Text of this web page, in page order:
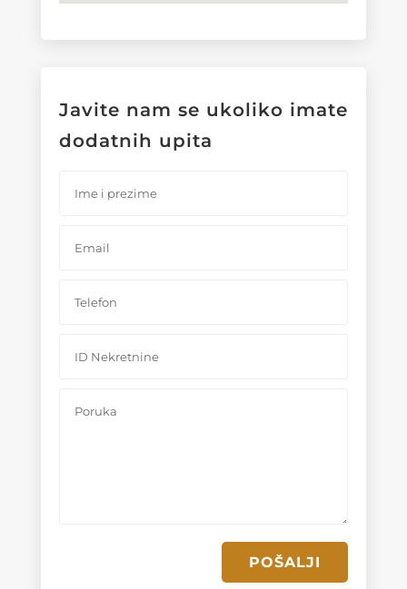
Javite nam se ukoliko imate
dodatnih upita
POŠALJI